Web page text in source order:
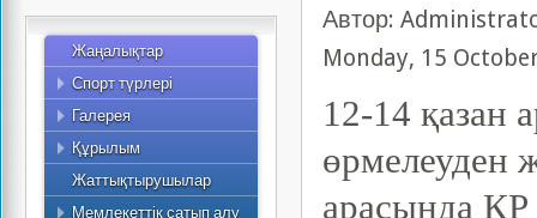
Автор:
Monday, 15
12-14 қазан
өрмелеуден
арасында ҚР
Жаңалықтар
Спорт түрлері
Гір спорты
Қол күресі
Спорттық туризм
Галерея
Фото
Видео
Құрылым
Қызметкерлер
Жаттықтырушылар
Мемлекеттік сатып алу
Жоспар
2015 жылдың жылдық
есебі